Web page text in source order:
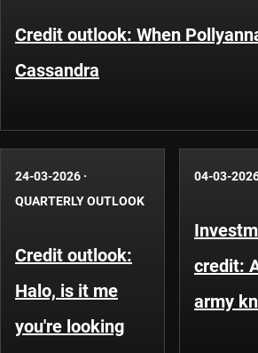
Credit outlook: When
Cassandra
24-03-2026 ·
QUARTERLY OUTLOOK
Credit outlook:
Halo, is it me
you're looking
04-03-
credit:
army